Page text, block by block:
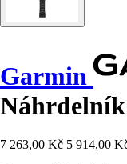
Garmin
7 263,00 Kč 5 914,00